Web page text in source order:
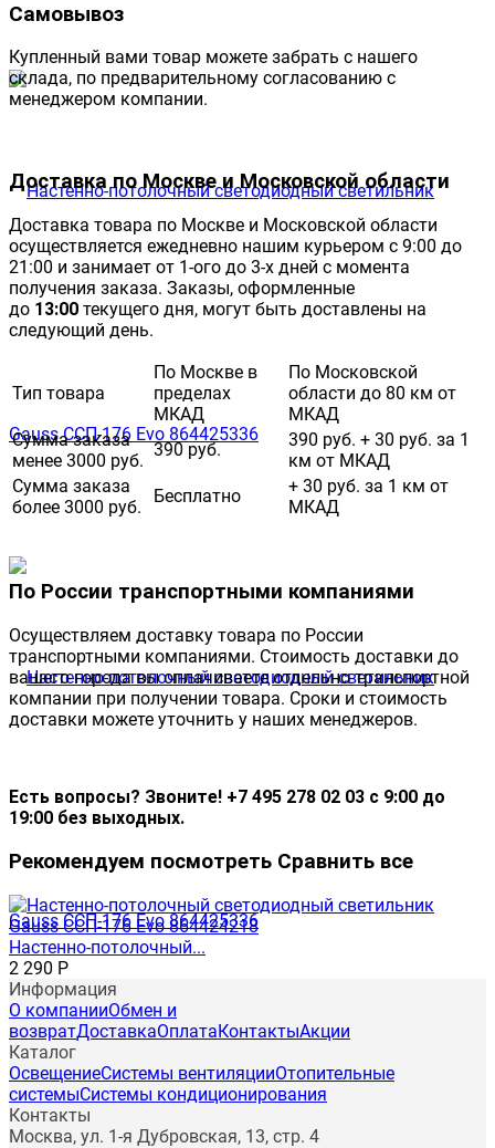
Самовывоз
Купленный вами товар можете забрать с нашего
склада, по предварительному согласованию с
менеджером компании.
Доставка по Москве и Московской области
Доставка товара по Москве и Московской области
осуществляется ежедневно нашим курьером с 9:00 до
21:00 и занимает от 1-ого до 3-х дней с момента
получения заказа. Заказы, оформленные
до 13:00 текущего дня, могут быть доставлены на
следующий день.
Тип товара
По Москве в
пределах
МКАД
По Московской
области до 80 км от
МКАД
Сумма заказа
менее 3000 руб.
390 руб.
390 руб. + 30 руб. за 1
км от МКАД
Сумма заказа
более 3000 руб.
Бесплатно
+ 30 руб. за 1 км от
МКАД
По России транспортными компаниями
Осуществляем доставку товара по России
транспортными компаниями. Стоимость доставки до
вашего города вы оплачиваете отдельно транспортной
компании при получении товара. Сроки и стоимость
доставки можете уточнить у наших менеджеров.
Есть вопросы? Звоните! +7 495 278 02 03 с 9:00 до
19:00 без выходных.
Рекомендуем посмотреть Сравнить все
Настенно-потолочный...
2 290 Р
Информация
О компанииОбмен и
возвратДоставкаОплатаКонтактыАкции
Каталог
ОсвещениеСистемы вентиляцииОтопительные
системыСистемы кондиционирования
Контакты
Москва, ул. 1-я Дубровская, 13, стр. 4